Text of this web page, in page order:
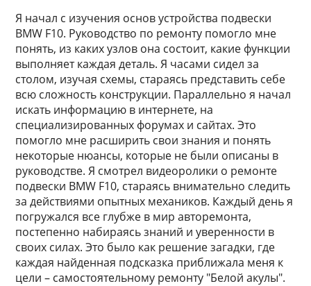
Я начал с изучения основ устройства подвески
BMW F10. Руководство по ремонту помогло мне
понять, из каких узлов она состоит, какие функции
выполняет каждая деталь. Я часами сидел за
столом, изучая схемы, стараясь представить себе
всю сложность конструкции. Параллельно я начал
искать информацию в интернете, на
специализированных форумах и сайтах. Это
помогло мне расширить свои знания и понять
некоторые нюансы, которые не были описаны в
руководстве. Я смотрел видеоролики о ремонте
подвески BMW F10, стараясь внимательно следить
за действиями опытных механиков. Каждый день я
погружался все глубже в мир авторемонта,
постепенно набираясь знаний и уверенности в
своих силах. Это было как решение загадки, где
каждая найденная подсказка приближала меня к
цели – самостоятельному ремонту "Белой акулы".